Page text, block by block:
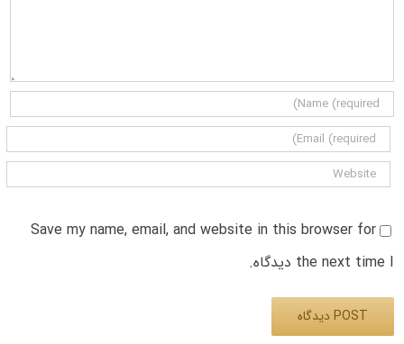
Save my name, email, and website in this browser for
the next time I دیدگاه.